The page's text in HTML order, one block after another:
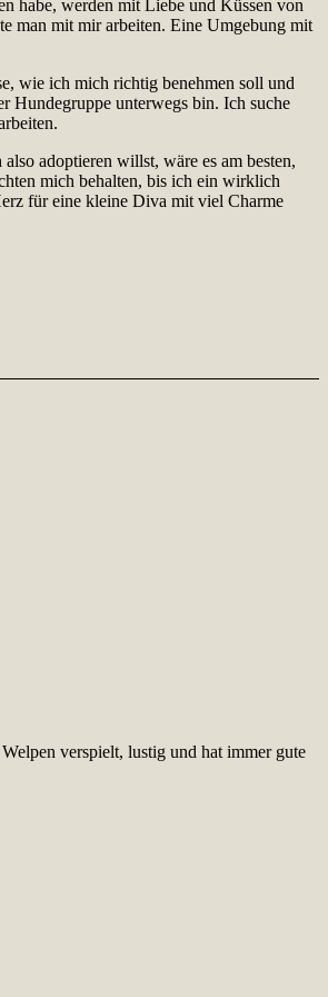
habe, werden mit Liebe und Küssen von
man mit mir arbeiten. Eine Umgebung mit
wie ich mich richtig benehmen soll und
Hundegruppe unterwegs bin. Ich suche
adoptieren willst, wäre es am besten,
mich behalten, bis ich ein wirklich
für eine kleine Diva mit viel Charme
verspielt, lustig und hat immer gute